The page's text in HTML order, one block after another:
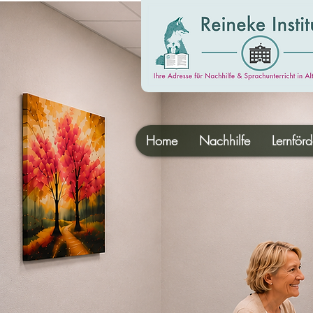
Home Nachhilfe